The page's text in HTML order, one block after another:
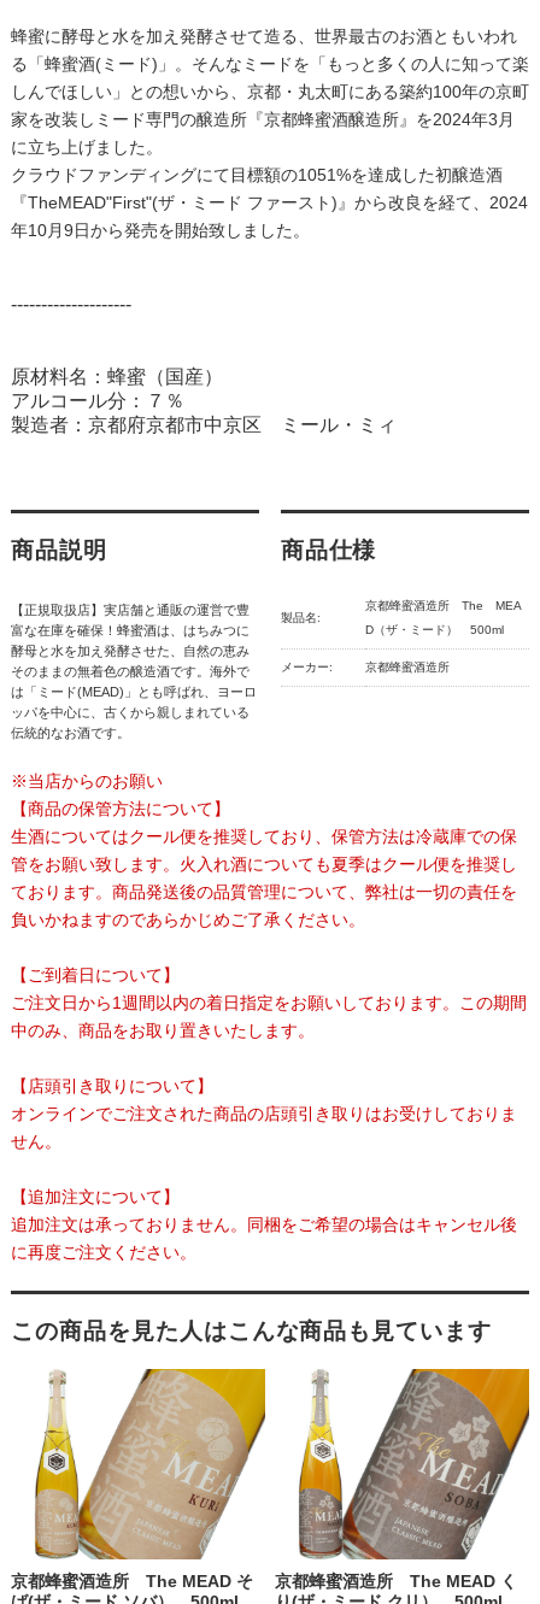
蜂蜜に酵母と水を加え発酵させて造る、世界最古のお酒ともいわれ
る「蜂蜜酒(ミード)」。そんなミードを「もっと多くの人に知って楽
しんでほしい」との想いから、京都・丸太町にある築約100年の京町
家を改装しミード専門の醸造所『京都蜂蜜酒醸造所』を2024年3月
に立ち上げました。
クラウドファンディングにて目標額の1051%を達成した初醸造酒
『TheMEAD"First"(ザ・ミード ファースト)』から改良を経て、2024
年10月9日から発売を開始致しました。
--------------------
原材料名：蜂蜜（国産）
アルコール分：７％
製造者：京都府京都市中京区 ミール・ミィ
商品説明
【正規取扱店】実店舗と通販の運営で豊
富な在庫を確保！蜂蜜酒は、はちみつに
酵母と水を加え発酵させた、自然の恵み
そのままの無着色の醸造酒です。海外で
は「ミード(MEAD)」とも呼ばれ、ヨーロ
ッパを中心に、古くから親しまれている
伝統的なお酒です。
商品仕様
製品名:
京都蜂蜜酒造所 The MEA
D（ザ・ミード） 500ml
メーカー: 京都蜂蜜酒造所
※当店からのお願い
【商品の保管方法について】
生酒についてはクール便を推奨しており、保管方法は冷蔵庫での保
管をお願い致します。火入れ酒についても夏季はクール便を推奨し
ております。商品発送後の品質管理について、弊社は一切の責任を
負いかねますのであらかじめご了承ください。
【ご到着日について】
ご注文日から1週間以内の着日指定をお願いしております。この期間
中のみ、商品をお取り置きいたします。
【店頭引き取りについて】
オンラインでご注文された商品の店頭引き取りはお受けしておりま
せん。
【追加注文について】
追加注文は承っておりません。同梱をご希望の場合はキャンセル後
に再度ご注文ください。
この商品を見た人はこんな商品も見ています
京都蜂蜜酒造所 The MEAD そ
京都蜂蜜酒造所 The MEAD く